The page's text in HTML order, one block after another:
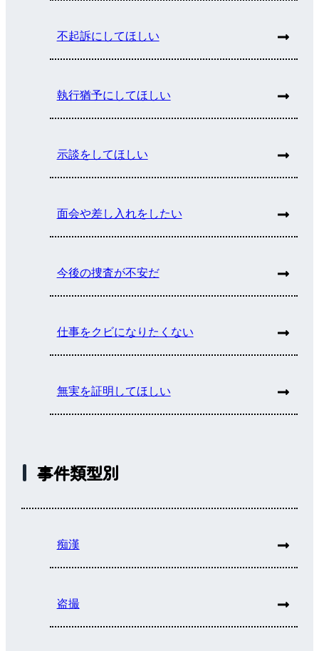
不起訴にしてほしい
執行猶予にしてほしい
示談をしてほしい
面会や差し入れをしたい
今後の捜査が不安だ
仕事をクビになりたくない
無実を証明してほしい
事件類型別
痴漢
盗撮